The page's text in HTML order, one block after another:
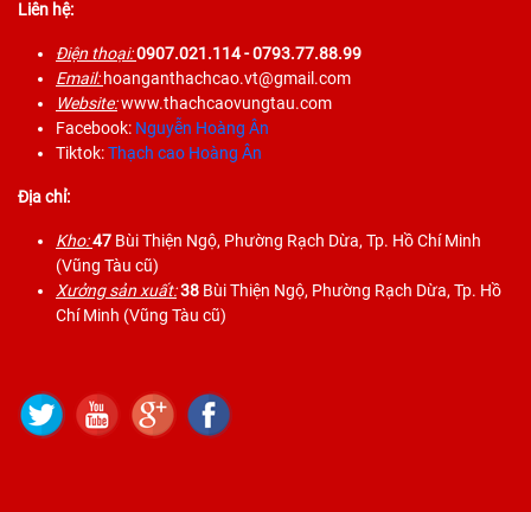
Liên hệ:
Điện thoại:0907.021.114- 0793.77.88.99
Email: hoanganthachcao.vt@gmail.com
Website:www.thachcaovungtau.com
Facebook: Nguyễn Hoàng Ân
Tiktok:Thạch cao Hoàng Ân
Địa chỉ:
Kho:47 Bùi Thiện Ngộ, Phường Rạch Dừa, Tp. Hồ Chí Minh
(Vũng Tàu cũ)
Xưởng sản xuất:38 Bùi Thiện Ngộ, Phường Rạch Dừa, Tp. Hồ
Chí Minh (Vũng Tàu cũ)